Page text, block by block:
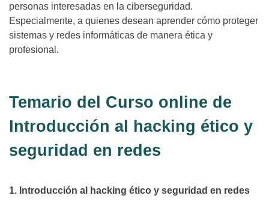
personas interesadas en la ciberseguridad.
Especialmente, a quienes desean aprender cómo proteger
sistemas y redes informáticas de manera ética y
profesional.
Temario del Curso online de
Introducción al hacking ético y
seguridad en redes
1. Introducción al hacking ético y seguridad en redes